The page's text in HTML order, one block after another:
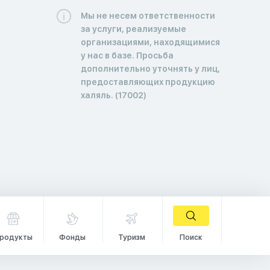
Мы не несем ответственности
за услуги, реализуемые
организациями, находящимися
у нас в базе. Просьба
дополнительно уточнять у лиц,
предоставляющих продукцию
халяль. (17002)
Фонды Туризм Поиск